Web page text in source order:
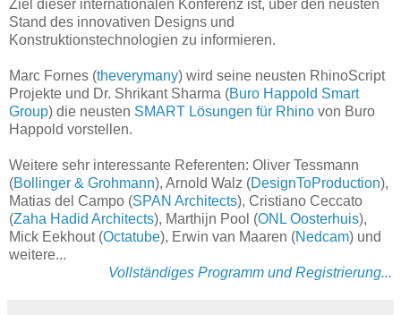
Ziel dieser internationalen Konferenz ist, über den neusten
Stand des innovativen Designs und
Konstruktionstechnologien zu informieren.
Marc Fornes (theverymany) wird seine neusten RhinoScript
Projekte und Dr. Shrikant Sharma (Buro Happold Smart
Group) die neusten SMART Lösungen für Rhino von Buro
Happold vorstellen.
Weitere sehr interessante Referenten: Oliver Tessmann
(Bollinger & Grohmann), Arnold Walz (DesignToProduction),
Matias del Campo (SPAN Architects), Cristiano Ceccato
(Zaha Hadid Architects), Marthijn Pool (ONL Oosterhuis),
Mick Eekhout (Octatube), Erwin van Maaren (Nedcam) und
weitere...
Vollständiges Programm und Registrierung...